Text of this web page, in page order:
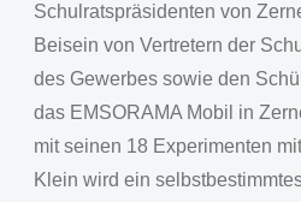
Schulratspräsidenten von
Beisein von Vertretern der
des Gewerbes sowie den
das EMSORAMA Mobil in
mit seinen 18 Experimenten
Klein wird ein